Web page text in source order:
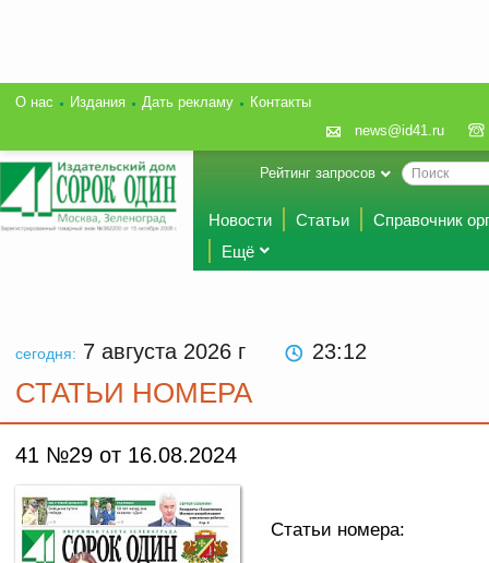
О нас Издания Дать рекламу
Контакты
news@id41.ru
Рейтинг запросов
Новости Статьи
Справочник
Ещё
сегодня: 7 августа 2026 г 23 12
СТАТЬИ НОМЕРА
41 №29 от 16.08.2024
Статьи номера: